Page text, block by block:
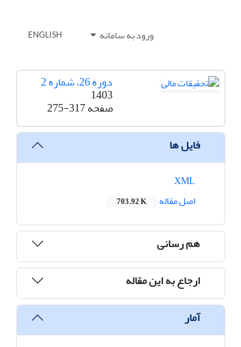
ورود به سامانه ENGLISH
دوره 26، شماره 2
1403
صفحه275-317
فایل ها
اصل مقاله
703.92 K
هم رسانی
ارجاع به این مقاله
آمار